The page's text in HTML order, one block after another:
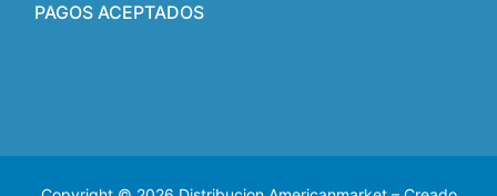
PAGOS ACEPTADOS